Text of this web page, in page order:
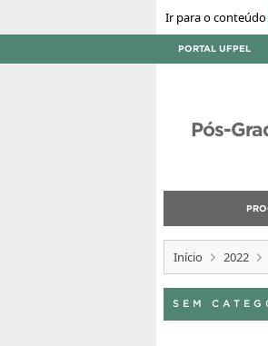
Ir para o conteúdo
PORTAL UFPEL
Pós-
Início 2022
SEM